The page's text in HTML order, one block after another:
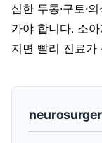
심한 두통·구토·
가야 합니다. 소
지면 빨리 진료가